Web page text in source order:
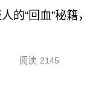
的“回血”秘籍，
阅读 2145